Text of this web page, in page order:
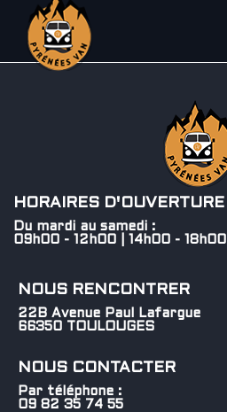
HORAIRES D'OUVERTURE
Du mardi au samedi :
09h00 - 12h00 | 14h00 - 18h00
NOUS RENCONTRER
22B Avenue Paul Lafargue
66350 TOULOUGES
NOUS CONTACTER
Par téléphone :
09 82 35 74 55